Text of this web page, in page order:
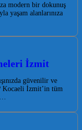
modern bir dokunuş
yaşam alanlarınıza
İzmit
güvenilir ve
Kocaeli İzmit’in tüm